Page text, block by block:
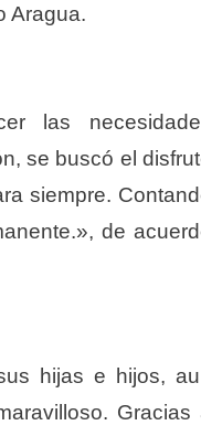
Aragua.
las
se buscó el
siempre.
de
hijas e hijos,
Gracias